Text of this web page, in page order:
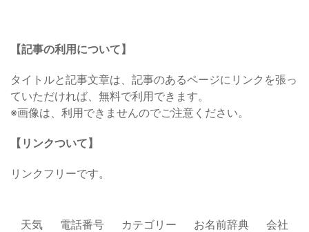
【記事の利用について】
タイトルと記事文章は、記事のあるページにリンクを張っ
ていただければ、無料で利用できます。
※画像は、利用できませんのでご注意ください。
【リンクついて】
リンクフリーです。
天気 電話番号 カテゴリー お名前辞典 会社